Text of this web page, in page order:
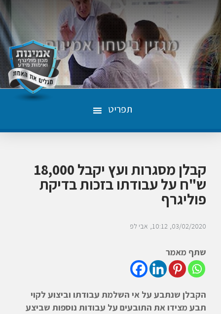
תפריט
קבלן מסגרות ועץ יקבל 18,000
ש"ח על עבודתו בזכות בדיקת
פוליגרף
03/02/2020
10:12 אבי לפ
שתף מאמר
הקבלן שנתבע על אי השלמת עבודתו וביצוע לקוי
תבע מצידו את התובעים על עבודות נוספות שביצע